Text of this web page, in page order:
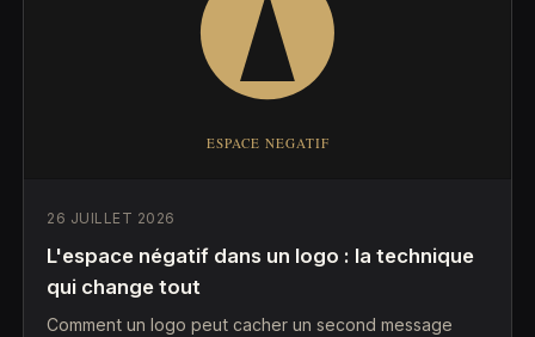
26 JUILLET 2026
L'espace négatif dans un logo : la technique
qui change tout
Comment un logo peut cacher un second message